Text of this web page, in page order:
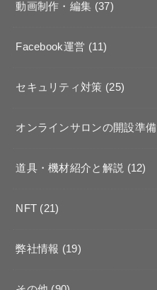
動画制作・編集 (37)
Facebook運営 (11)
セキュリティ対策 (25)
オンラインサロンの開設準備
道具・機材紹介と解説 (12)
NFT (21)
弊社情報 (19)